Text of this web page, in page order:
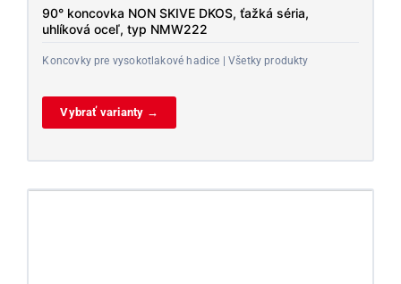
90° koncovka NON SKIVE DKOS, ťažká séria,
uhlíková oceľ, typ NMW222
Koncovky pre vysokotlakové hadice | Všetky produkty
Vybrať varianty →